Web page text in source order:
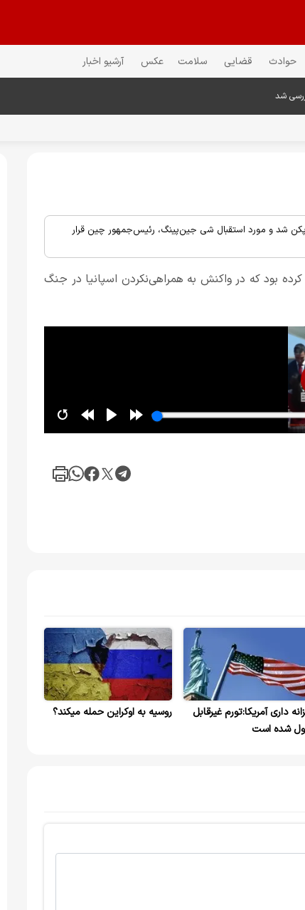
حوادث قضایی سلامت عکس آرشیو اخبار
شد
پکن شد و مورد استقبال شی ‌جین‌‌پینگ، رئیس‌جمهور چین قرار
بود که در واکنش به همراهی‌نکردن اسپانیا در جنگ
داری آمریکا:تورم غیرقابل
شده است
روسیه به اوکراین حمله میکند؟